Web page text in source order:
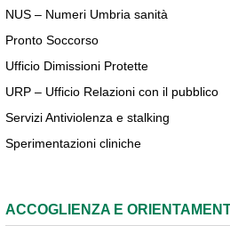
NUS – Numeri Umbria sanità
Pronto Soccorso
Ufficio Dimissioni Protette
URP – Ufficio Relazioni con il pubblico
Servizi Antiviolenza e stalking
Sperimentazioni cliniche
ACCOGLIENZA E